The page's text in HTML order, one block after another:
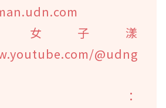
女子漾
@udng
：